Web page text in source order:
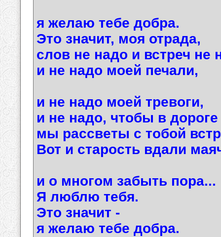
я желаю тебе добра.
Это значит, моя отрада,
слов не надо и встреч не
и не надо моей печали,
и не надо моей тревоги,
и не надо, чтобы в дороге
мы рассветы с тобой
Вот и старость вдали
и о многом забыть пора...
Я люблю тебя.
Это значит -
я желаю тебе добра.